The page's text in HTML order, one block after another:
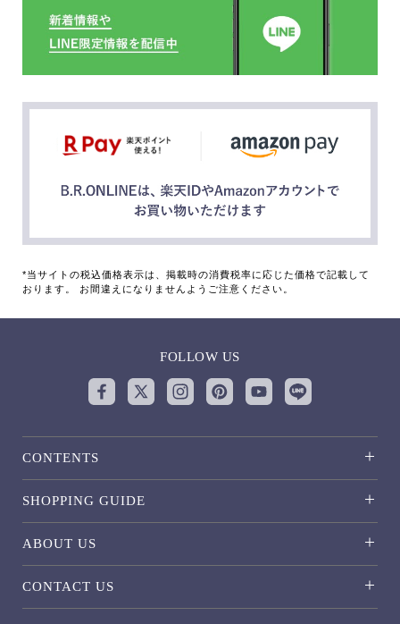
*当サイトの税込価格表示は、掲載時の消費税率に応じた価格で記載して
おります。 お間違えになりませんようご注意ください。
FOLLOW US
CONTENTS
SHOPPING GUIDE
ABOUT US
CONTACT US